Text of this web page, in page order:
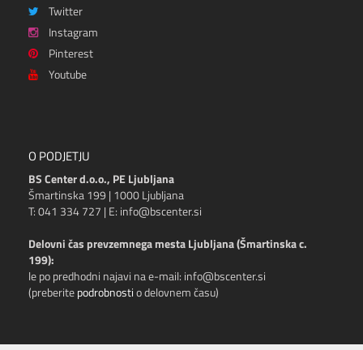
Twitter
Instagram
Pinterest
Youtube
O PODJETJU
BS Center d.o.o., PE Ljubljana
Šmartinska 199 | 1000 Ljubljana
T: 041 334 727 | E: info@bscenter.si
Delovni čas prevzemnega mesta Ljubljana (Šmartinska c.
199):
le po predhodni najavi na e-mail: info@bscenter.si
(preberitepodrobnostio delovnem času)